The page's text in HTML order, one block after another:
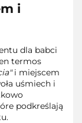
i
dla babci
termos
i miejscem
uśmiech i
podkreślają